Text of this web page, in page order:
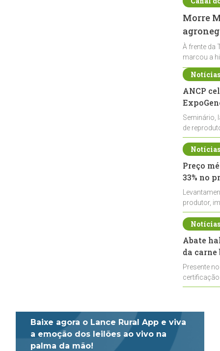
Morre
À frente da
marcou a
ANCP
Seminário,
de
durante a
Preço
33% no
produtor,
de leite cru
Abate
da
Presente
Baixe agora o Lance Rural App e viva
a emoção dos leilões ao vivo na
palma da mão!